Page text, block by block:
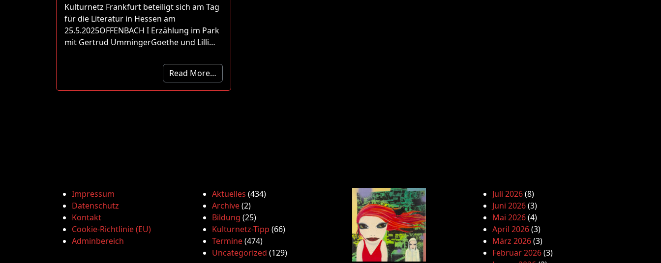
Kulturnetz Frankfurt beteiligt sich am Tag
für die Literatur in Hessen am
25.5.2025OFFENBACH I Erzählung im Park
mit Gertrud UmmingerGoethe und Lilli…
Read More…
Impressum
Datenschutz
Kontakt
Cookie-Richtlinie (EU)
Adminbereich
Aktuelles (434)
Archive(2)
Bildung (25)
Kulturnetz-Tipp (66)
Termine(474)
Uncategorized (129)
Juli 2026(8)
Juni 2026(3)
Mai 2026(4)
April 2026(3)
März 2026(3)
Februar 2026(3)